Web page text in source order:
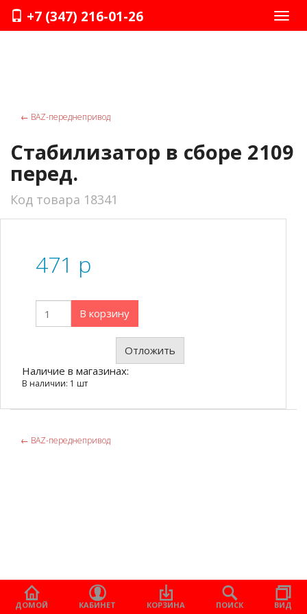
+7 (347) 216-01-26
← ВАZ-переднепривод
Стабилизатор в сборе 2109
перед.
Код товара 18341
471 p
В корзину
Отложить
Наличие в магазинах:
В наличии: 1 шт
← ВАZ-переднепривод
ДОМОЙ КАБИНЕТ КОРЗИНА ПОИСК ВИД